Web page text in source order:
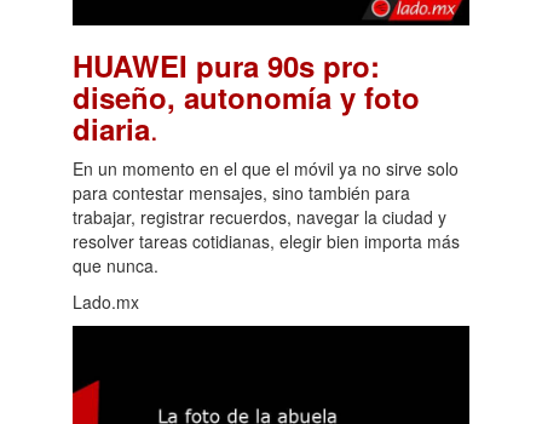
HUAWEI pura 90s pro:
diseño, autonomía y foto
diaria.
En un momento en el que el móvil ya no sirve solo
para contestar mensajes, sino también para
trabajar, registrar recuerdos, navegar la ciudad y
resolver tareas cotidianas, elegir bien importa más
que nunca.
Lado.mx